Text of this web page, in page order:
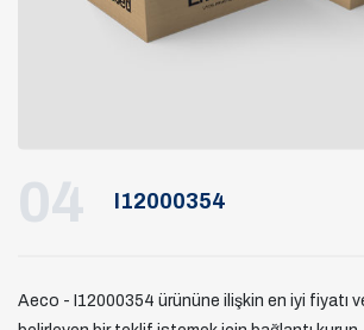
04 I12000354
Aeco - I12000354 ürününe ilişkin en iyi fiyatı